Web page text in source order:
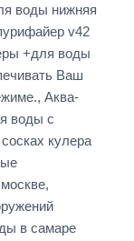
воды нижняя
v42
+для воды
Ваш
Аква-
воды с
кулера
в самаре